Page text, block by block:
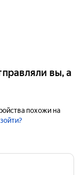
вы, а
похожи на